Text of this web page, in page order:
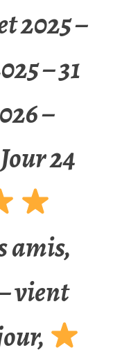
2025 –
– 31
–
24
amis,
vient